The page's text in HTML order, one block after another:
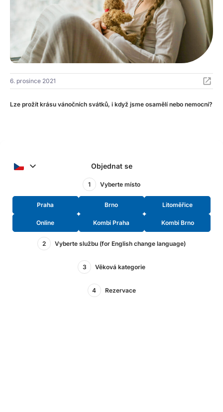
6. prosince 2021
Lze prožít krásu vánočních svátků, i když jsme osamělí nebo nemocní?
Objednat se
1 Vyberte místo
Praha Brno Litoměřice
Online Kombi Praha Kombi Brno
2 Vyberte službu (for English change language)
3 Věková kategorie
4 Rezervace